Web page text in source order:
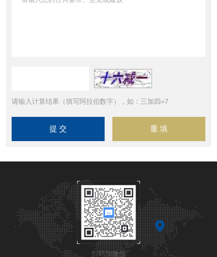
请输入计算结果（填写阿拉伯数字），如：三加四=7
扫码加微信